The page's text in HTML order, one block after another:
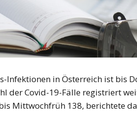
Infektionen in Österreich ist bis
der Covid-19-Fälle registriert
Mittwochfrüh 138, berichtete